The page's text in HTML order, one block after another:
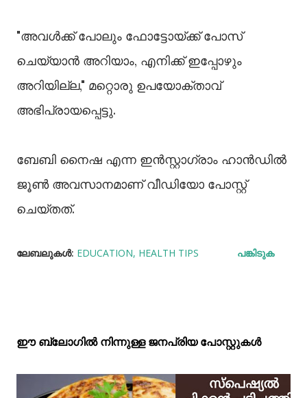
"അവൾക്ക് പോലും ഫോട്ടോയ്ക്ക് പോസ്
ചെയ്യാൻ അറിയാം, എനിക്ക് ഇപ്പോഴും
അറിയില്ല," മറ്റൊരു ഉപയോക്താവ്
അഭിപ്രായപ്പെട്ടു.
ബേബി നൈഷ എന്ന ഇൻസ്റ്റാഗ്രാം ഹാൻഡിൽ
ജൂൺ അവസാനമാണ് വീഡിയോ പോസ്റ്റ്
ചെയ്തത്.
ലേബലുകള്‍: EDUCATION HEALTH TIPS പങ്കിടുക
ഈ ബ്ലോഗിൽ നിന്നുള്ള ജനപ്രിയ പോസ്റ്റുകള്‍‌